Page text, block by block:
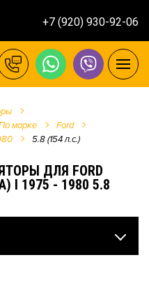
+7 (920) 930-92-06
марке
Ford
5.8 (154 л.с.)
ДЛЯ FORD
I 1975 - 1980 5.8